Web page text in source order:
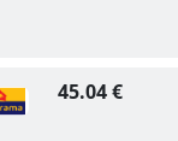
45.04 €